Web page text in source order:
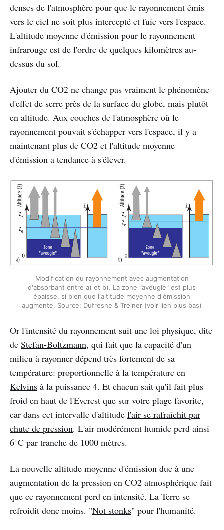
denses de l'atmosphère pour que le rayonnement émis
vers le ciel ne soit plus intercepté et fuie vers l'espace.
L'altitude moyenne d'émission pour le rayonnement
infrarouge est de l'ordre de quelques kilomètres au-
dessus du sol.
Ajouter du CO2 ne change pas vraiment le phénomène
d'effet de serre près de la surface du globe, mais plutôt
en altitude. Aux couches de l'atmosphère où le
rayonnement pouvait s'échapper vers l'espace, il y a
maintenant plus de CO2 et l'altitude moyenne
d'émission a tendance à s'élever.
Modification du rayonnement avec augmentation
d'absorbant entre a) et b). La zone "aveugle" est plus
épaisse, si bien que l'altitude moyenne d'émission
augmente. Source: Dufresne & Treiner (voir lien plus bas)
Or l'intensité du rayonnement suit une loi physique, dite
de Stefan-Boltzmann, qui fait que la capacité d'un
milieu à rayonner dépend très fortement de sa
température: proportionnelle à la température en
Kelvins à la puissance 4. Et chacun sait qu'il fait plus
froid en haut de l'Everest que sur votre plage favorite,
car dans cet intervalle d'altitude l'air se rafraîchit par
chute de pression. L'air modérément humide perd ainsi
6°C par tranche de 1000 mètres.
La nouvelle altitude moyenne d'émission due à une
augmentation de la pression en CO2 atmosphérique fait
que ce rayonnement perd en intensité. La Terre se
refroidit donc moins. "Not stonks" pour l'humanité.